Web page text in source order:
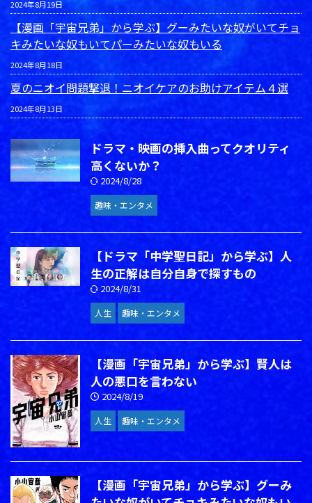
2024年8月19日
【漫画「宇宙兄弟」から学ぶ】グーみたいな奴がいてチョ
キみたいな奴もいてパーみたいな奴もいる
2024年8月18日
夏のニオイ問題撃退！ニオイケアのお助けアイテム４選
2024年8月13日
ドラマ・映画の挿入曲ってクオリティ
高くないか？
2024/8/28
趣味・エンタメ
【ドラマ「中学聖日記」から学ぶ】人
生の正解は自分自身で探すもの
2024/8/31
人生 趣味・エンタメ
【漫画「宇宙兄弟」から学ぶ】賢人は
人の悪口を言わない
2024/8/19
人生 趣味・エンタメ
【漫画「宇宙兄弟」から学ぶ】グーみ